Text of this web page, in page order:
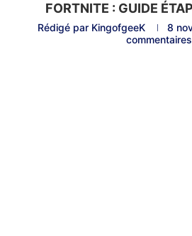
FORTNITE : GUIDE
Rédigé par KingofgeeK 8
commentaires